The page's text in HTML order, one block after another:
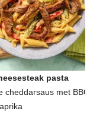
pasta
cheddarsaus met